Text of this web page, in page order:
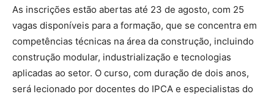
As inscrições estão abertas até 23 de agosto, com 25
vagas disponíveis para a formação, que se concentra em
competências técnicas na área da construção, incluindo
construção modular, industrialização e tecnologias
aplicadas ao setor. O curso, com duração de dois anos,
será lecionado por docentes do IPCA e especialistas do